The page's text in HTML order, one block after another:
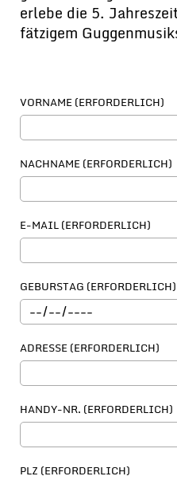
erlebe die 5.
fätzigem
VORNAME (ERFORDERLICH)
NACHNAME (ERFORDERLICH)
E-MAIL (ERFORDERLICH)
GEBURSTAG (ERFORDERLICH)
ADRESSE (ERFORDERLICH)
HANDY-NR. (ERFORDERLICH)
PLZ (ERFORDERLICH)